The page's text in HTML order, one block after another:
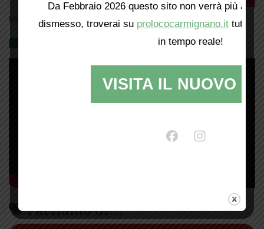
Mostra tutte le locandine
Parliamo di…
Da Febbraio 2026 questo sito non verrà più
dismesso, troverai su prolococarmignano.it tutti i
in tempo reale!
VISITA IL NUOVO